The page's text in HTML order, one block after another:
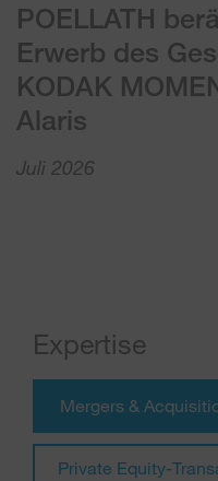
POELLATH
Erwerb des
KODAK
Alaris
Juli 2026
Expertise
Mergers &
Private Equity-